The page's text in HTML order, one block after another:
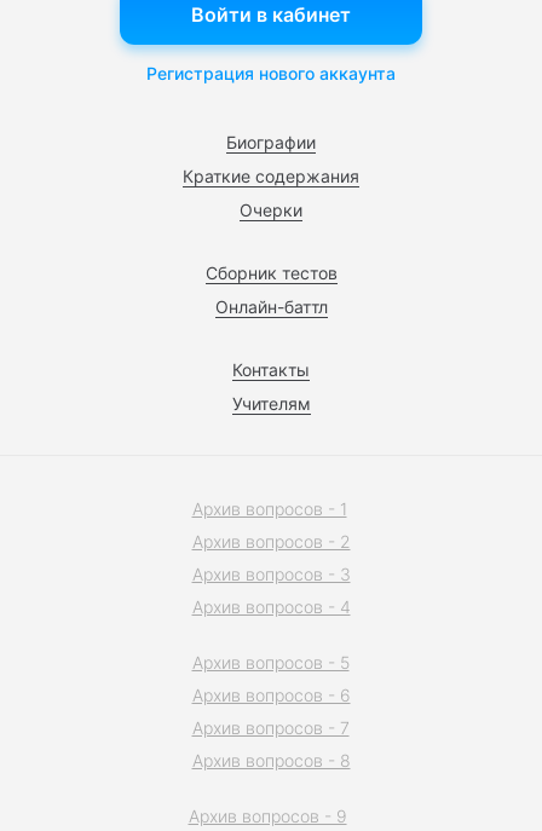
Биографии
Краткие содержания
Очерки
Сборник тестов
Онлайн-баттл
Контакты
Учителям
Войти в кабинет
Регистрация нового аккаунта
Архив вопросов - 1
Архив вопросов - 2
Архив вопросов - 3
Архив вопросов - 4
Архив вопросов - 5
Архив вопросов - 6
Архив вопросов - 7
Архив вопросов - 8
Архив вопросов - 9